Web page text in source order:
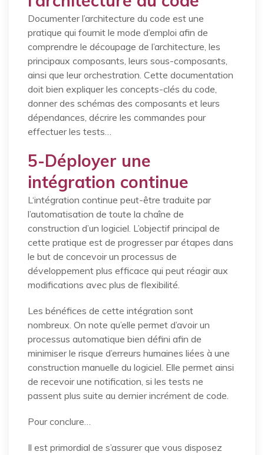
Documenter l’architecture du code est une
pratique qui fournit le mode d’emploi afin de
comprendre le découpage de l’architecture, les
principaux composants, leurs sous-composants,
ainsi que leur orchestration. Cette documentation
doit bien expliquer les concepts-clés du code,
donner des schémas des composants et leurs
dépendances, décrire les commandes pour
effectuer les tests…
5-Déployer une
intégration continue
L‘intégration continue peut-être traduite par
l’automatisation de toute la chaîne de
construction d’un logiciel. L’objectif principal de
cette pratique est de progresser par étapes dans
le but de concevoir un processus de
développement plus efficace qui peut réagir aux
modifications avec plus de flexibilité.
Les bénéfices de cette intégration sont
nombreux. On note qu’elle permet d’avoir un
processus automatique bien défini afin de
minimiser le risque d’erreurs humaines liées à une
construction manuelle du logiciel. Elle permet ainsi
de recevoir une notification, si les tests ne
passent plus suite au dernier incrément de code.
Pour conclure…
Il est primordial de s’assurer que vous disposez